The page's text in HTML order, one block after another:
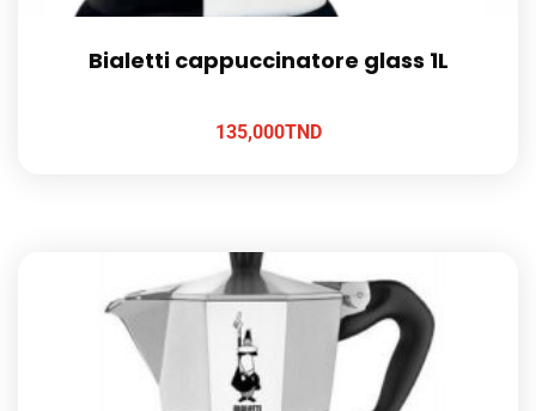
Bialetti cappuccinatore glass 1L
135,000TND